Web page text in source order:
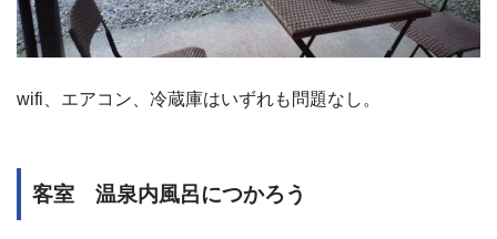
wifi、エアコン、冷蔵庫はいずれも問題なし。
客室 温泉内風呂につかろう